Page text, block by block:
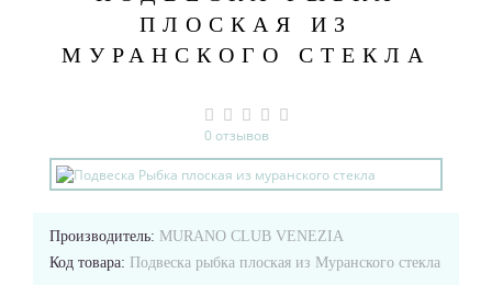
ПЛОСКАЯ ИЗ
МУРАНСКОГО СТЕКЛА
0 отзывов
Производитель: MURANO CLUB VENEZIA
Код товара: Подвеска рыбка плоская из Муранского стекла